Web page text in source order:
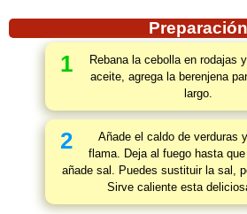
Preparación
1
Rebana la cebolla en rodajas
aceite, agrega la berenjena
largo.
2
Añade el caldo de verduras
flama. Deja al fuego hasta
añade sal. Puedes sustituir la sal,
Sirve caliente esta